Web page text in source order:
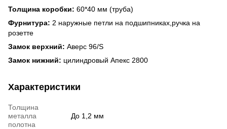
Толщина коробки: 60*40 мм (труба)
Фурнитура: 2 наружные петли на подшипниках,ручка на
розетте
Замок верхний: Аверс 96/S
Замок нижний: цилиндровый Апекс 2800
Характеристики
Толщина
металла
полотна
До 1,2 мм